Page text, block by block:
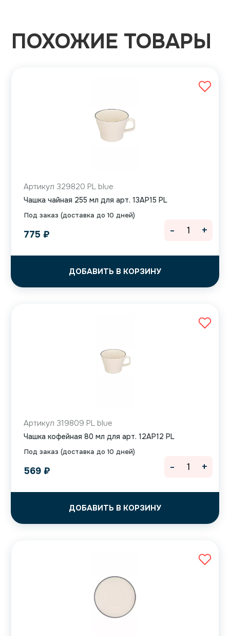
ПОХОЖИЕ ТОВАРЫ
Под заказ (доставка до 10 дней)
Артикул 329820 PL blue
Чашка чайная 255 мл для арт. 13AP15 PL
775 ₽
ДОБАВИТЬ В КОРЗИНУ
- +
Под заказ (доставка до 10 дней)
Артикул 319809 PL blue
Чашка кофейная 80 мл для арт. 12AP12 PL
569 ₽
ДОБАВИТЬ В КОРЗИНУ
- +